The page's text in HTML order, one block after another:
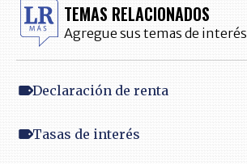
TEMAS RELACIONADOS
Agregue sus temas de interés
Declaración de renta
Tasas de interés